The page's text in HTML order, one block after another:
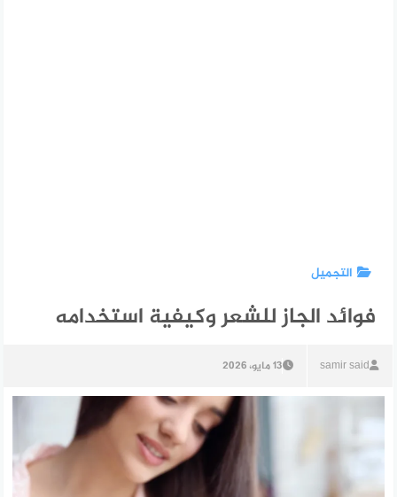
التجميل
فوائد الجاز للشعر وكيفية استخدامه
samir said 13 مايو، 2026